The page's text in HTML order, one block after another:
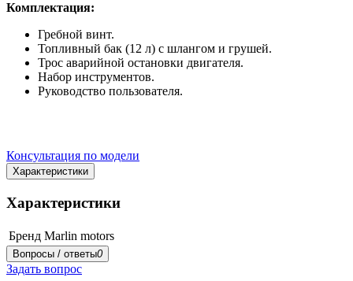
Комплектация:
Гребной винт.
Топливный бак (12 л) с шлангом и грушей.
Трос аварийной остановки двигателя.
Набор инструментов.
Руководство пользователя.
Консультация по модели
Характеристики
Характеристики
Бренд Marlin motors
Вопросы / ответы0
Задать вопрос